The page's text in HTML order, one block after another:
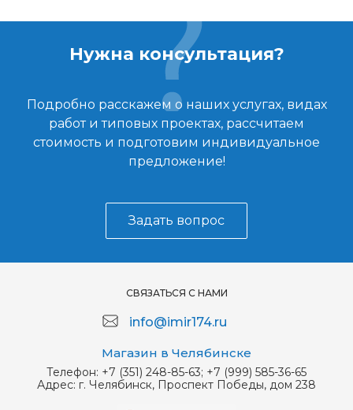
Нужна консультация?
Подробно расскажем о наших услугах, видах
работ и типовых проектах, рассчитаем
стоимость и подготовим индивидуальное
предложение!
Задать вопрос
СВЯЗАТЬСЯ С НАМИ
info@imir174.ru
Магазин в Челябинске
Телефон: +7 (351) 248-85-63; +7 (999) 585-36-65
Адрес: г. Челябинск, Проспект Победы, дом 238